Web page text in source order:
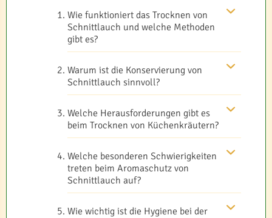
Wie funktioniert das Trocknen von
Schnittlauch und welche Methoden
gibt es?
Warum ist die Konservierung von
Schnittlauch sinnvoll?
Welche Herausforderungen gibt es
beim Trocknen von Küchenkräutern?
Welche besonderen Schwierigkeiten
treten beim Aromaschutz von
Schnittlauch auf?
Wie wichtig ist die Hygiene bei der